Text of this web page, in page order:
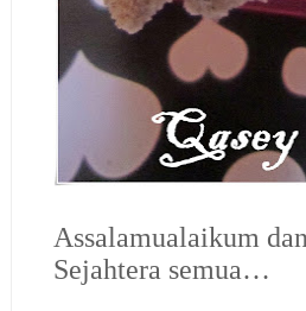
Assalamualaikum
Sejahtera semua…